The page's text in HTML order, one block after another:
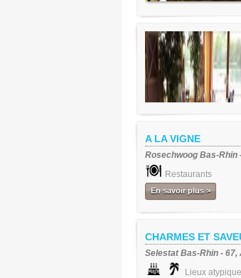
A LA VIGNE
Rosechwoog Bas-Rhin
Restaurants
En savoir plus >
CHARMES ET
Selestat Bas-Rhin - 67,
Lieux